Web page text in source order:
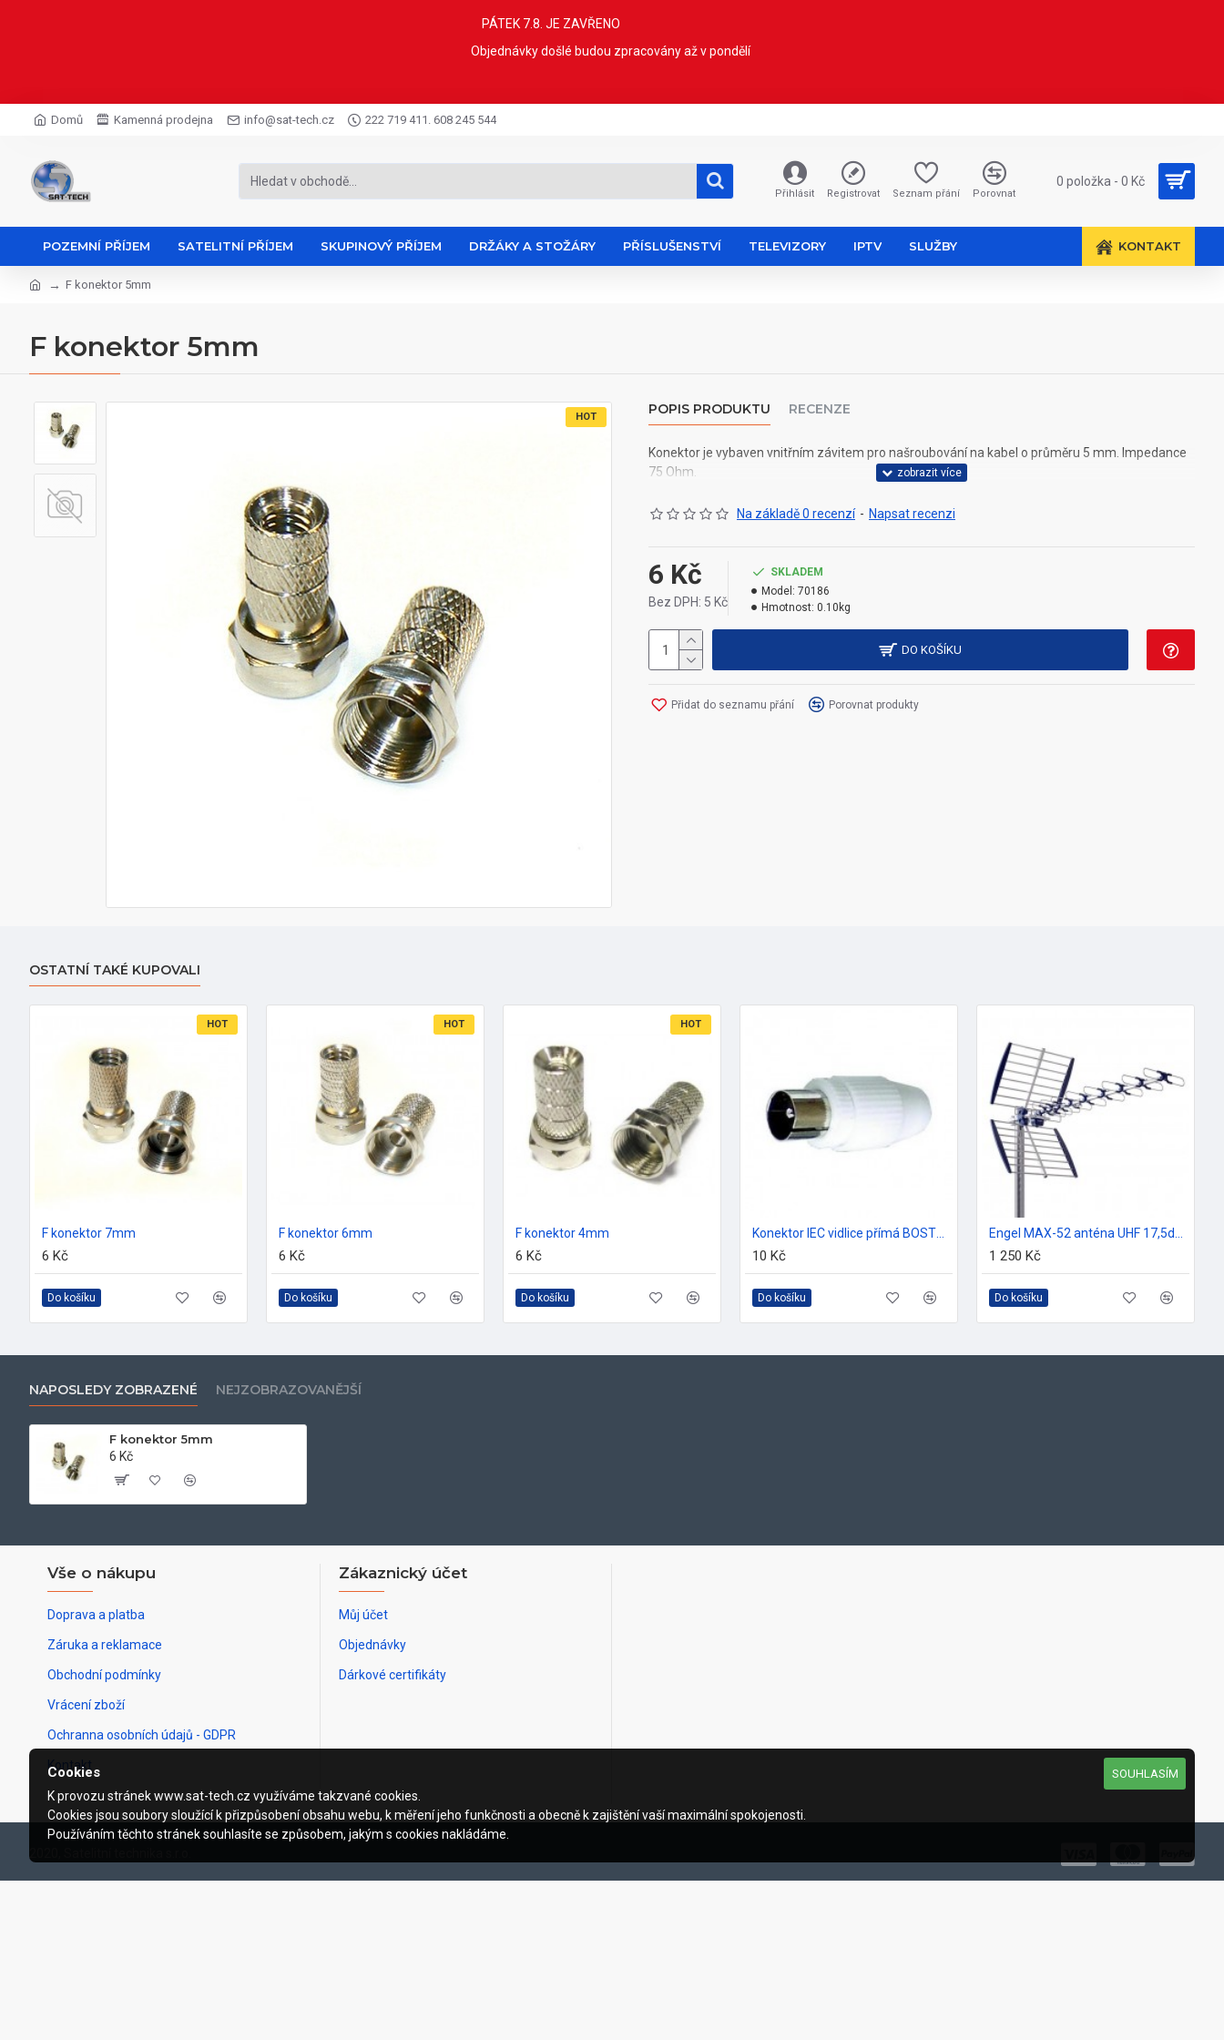
PÁTEK 7.8. JE ZAVŘENO
Objednávky došlé budou zpracovány až v pondělí
Domů Kamenná prodejna info@sat-tech.cz 222 719 411. 608 245 544
Přihlásit Registrovat Seznam přání Porovnat
0 položka - 0 Kč
POZEMNÍ PŘÍJEM SATELITNÍ PŘÍJEM SKUPINOVÝ PŘÍJEM DRŽÁKY A STOŽÁRY PŘÍSLUŠENSTVÍ TELEVIZORY IPTV SLUŽBY KONTAKT
F konektor 5mm
F konektor 5mm
HOT POPIS PRODUKTU RECENZE
Konektor je vybaven vnitřním závitem pro našroubování na kabel o průměru 5 mm. Impedance
75 Ohm.
Na základě 0 recenzí - Napsat recenzi
6 Kč
Bez DPH: 5 Kč
SKLADEM
Model: 70186
Hmotnost: 0.10kg
DO KOŠÍKU
Přidat do seznamu přání Porovnat produkty
OSTATNÍ TAKÉ KUPOVALI
HOT
F konektor 7mm
6 Kč
Do košíku
HOT
F konektor 6mm
6 Kč
Do košíku
HOT
F konektor 4mm
6 Kč
Do košíku
10 Kč
Do košíku
1 250 Kč
Do košíku
NAPOSLEDY ZOBRAZENÉ NEJZOBRAZOVANĚJŠÍ
F konektor 5mm
6 Kč
Vše o nákupu
Doprava a platba
Záruka a reklamace
Obchodní podmínky
Vrácení zboží
Ochranna osobních údajů - GDPR
Kontakt
Zákaznický účet
Můj účet
Objednávky
Dárkové certifikáty
2020, Satelitní technika s.r.o.
SOUHLASÍM
Cookies
K provozu stránek www.sat-tech.cz využíváme takzvané cookies.
Cookies jsou soubory sloužící k přizpůsobení obsahu webu, k měření jeho funkčnosti a obecně k zajištění vaší maximální spokojenosti.
Používáním těchto stránek souhlasíte se způsobem, jakým s cookies nakládáme.